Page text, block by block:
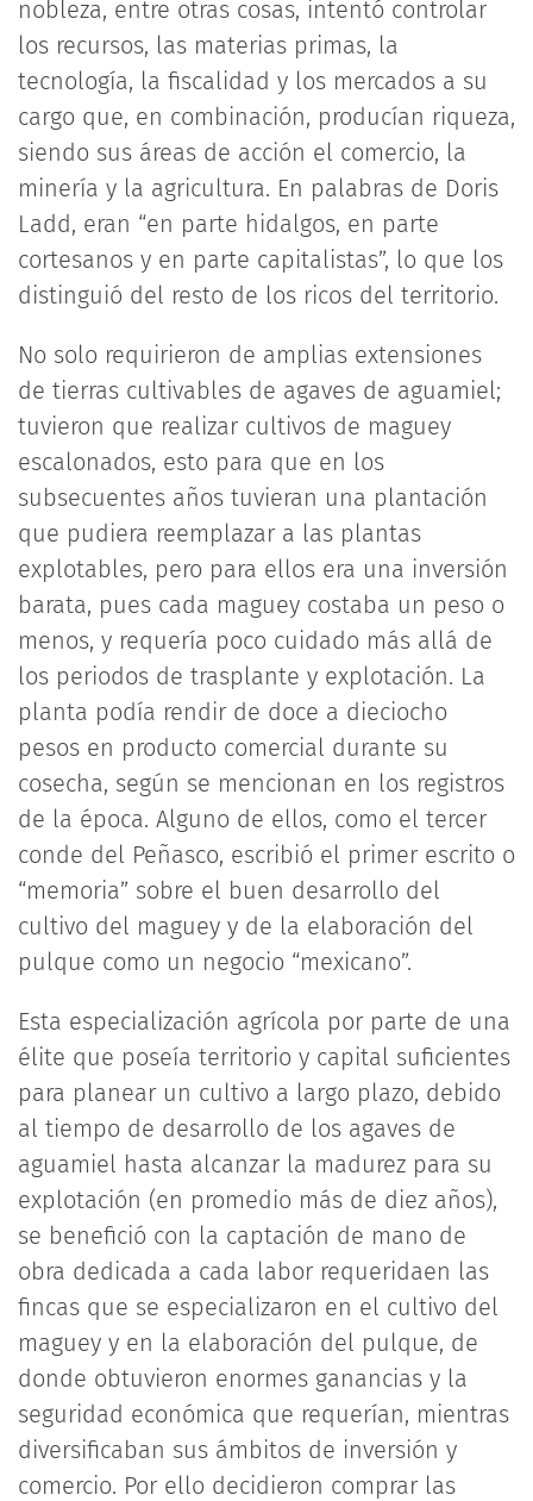
nobleza, entre otras cosas, intentó controlar
los recursos, las materias primas, la
tecnología, la fiscalidad y los mercados a su
cargo que, en combinación, producían riqueza,
siendo sus áreas de acción el comercio, la
minería y la agricultura. En palabras de Doris
Ladd, eran “en parte hidalgos, en parte
cortesanos y en parte capitalistas”, lo que los
distinguió del resto de los ricos del territorio.
No solo requirieron de amplias extensiones
de tierras cultivables de agaves de aguamiel;
tuvieron que realizar cultivos de maguey
escalonados, esto para que en los
subsecuentes años tuvieran una plantación
que pudiera reemplazar a las plantas
explotables, pero para ellos era una inversión
barata, pues cada maguey costaba un peso o
menos, y requería poco cuidado más allá de
los periodos de trasplante y explotación. La
planta podía rendir de doce a dieciocho
pesos en producto comercial durante su
cosecha, según se mencionan en los registros
de la época. Alguno de ellos, como el tercer
conde del Peñasco, escribió el primer escrito o
“memoria” sobre el buen desarrollo del
cultivo del maguey y de la elaboración del
pulque como un negocio “mexicano”.
Esta especialización agrícola por parte de una
élite que poseía territorio y capital suficientes
para planear un cultivo a largo plazo, debido
al tiempo de desarrollo de los agaves de
aguamiel hasta alcanzar la madurez para su
explotación (en promedio más de diez años),
se benefició con la captación de mano de
obra dedicada a cada labor requeridaen las
fincas que se especializaron en el cultivo del
maguey y en la elaboración del pulque, de
donde obtuvieron enormes ganancias y la
seguridad económica que requerían, mientras
diversificaban sus ámbitos de inversión y
comercio. Por ello decidieron comprar las